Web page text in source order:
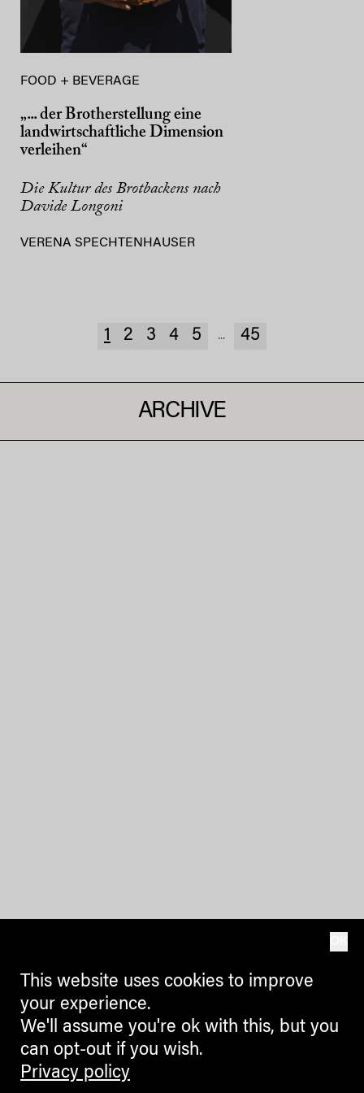
FOOD + BEVERAGE
„... der Brotherstellung eine
landwirtschaftliche Dimension
verleihen“
Die Kultur des Brotbackens nach
Davide Longoni
VERENA SPECHTENHAUSER
1 2 3 4 5 ... 45
ARCHIVE
This website uses cookies to improve
your experience.
We'll assume you're ok with this, but you
can opt-out if you wish.
Privacy policy